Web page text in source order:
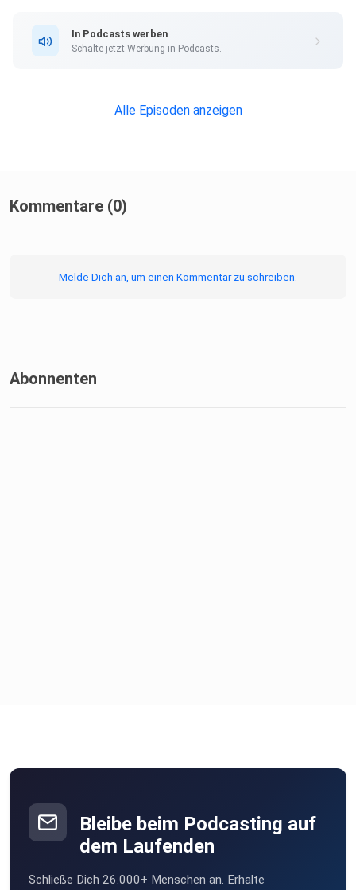
In Podcasts werben
Schalte jetzt Werbung in Podcasts.
Alle Episoden anzeigen
Kommentare (0)
Melde Dich an, um einen Kommentar zu schreiben.
Abonnenten
Bleibe beim Podcasting auf
dem Laufenden
Schließe Dich 26.000+ Menschen an. Erhalte